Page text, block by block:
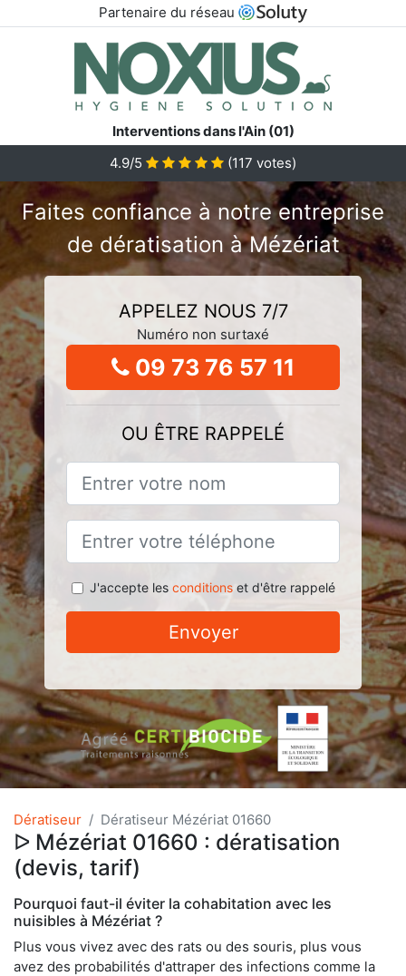
Partenaire du réseau
Interventions dans l'Ain (01)
4.9/5
(117 votes)
Faites confiance à notre entreprise
de dératisation à Mézériat
APPELEZ NOUS 7/7
Numéro non surtaxé
09 73 76 57 11
OU ÊTRE RAPPELÉ
J'accepte les conditionset d'être rappelé
Envoyer
Dératiseur Dératiseur Mézériat 01660
ᐅ Mézériat 01660 : dératisation
(devis, tarif)
Pourquoi faut-il éviter la cohabitation avec les
nuisibles à Mézériat ?
Plus vous vivez avec des rats ou des souris, plus vous
avez des probabilités d'attraper des infections comme la